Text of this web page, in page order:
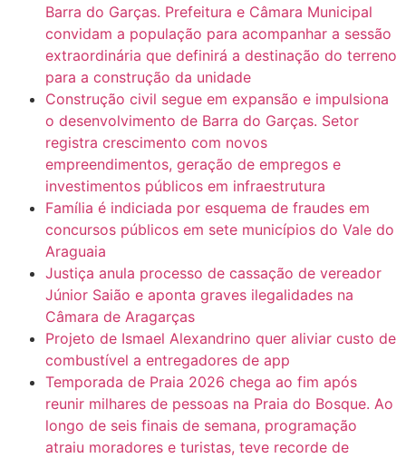
Barra do Garças. Prefeitura e Câmara Municipal
convidam a população para acompanhar a sessão
extraordinária que definirá a destinação do terreno
para a construção da unidade
Construção civil segue em expansão e impulsiona
o desenvolvimento de Barra do Garças. Setor
registra crescimento com novos
empreendimentos, geração de empregos e
investimentos públicos em infraestrutura
Família é indiciada por esquema de fraudes em
concursos públicos em sete municípios do Vale do
Araguaia
Justiça anula processo de cassação de vereador
Júnior Saião e aponta graves ilegalidades na
Câmara de Aragarças
Projeto de Ismael Alexandrino quer aliviar custo de
combustível a entregadores de app
Temporada de Praia 2026 chega ao fim após
reunir milhares de pessoas na Praia do Bosque. Ao
longo de seis finais de semana, programação
atraiu moradores e turistas, teve recorde de